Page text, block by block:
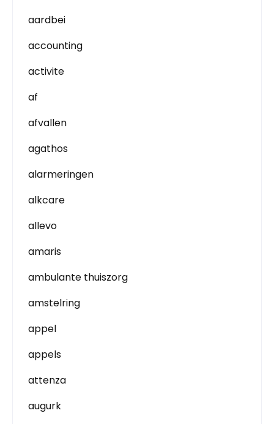
aardbei
accounting
activite
af
afvallen
agathos
alarmeringen
alkcare
allevo
amaris
ambulante thuiszorg
amstelring
appel
appels
attenza
augurk